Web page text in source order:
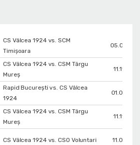
CS Vâlcea 1924 vs. SCM
Timișoara
CS Vâlcea 1924 vs. CSM Târgu
Mureș
11.11.2024
Rapid București vs. CS Vâlcea
1924
CS Vâlcea 1924 vs. CSM Târgu
Mureș
11.11.2024
CS Vâlcea 1924 vs. CSO Voluntari